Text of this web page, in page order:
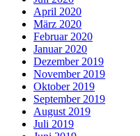
April 2020
März 2020
Februar 2020
Januar 2020
Dezember 2019
November 2019
Oktober 2019
September 2019
August 2019
Juli 2019